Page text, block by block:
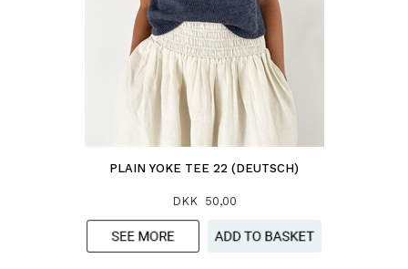
PLAIN YOKE TEE 22 (DEUTSCH)
DKK 50,00